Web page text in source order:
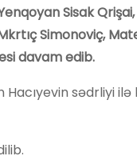
Sisak
Simonoviç,
davam edib.
sədrliyi